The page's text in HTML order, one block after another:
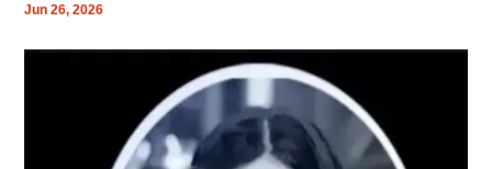
Jun 26, 2026